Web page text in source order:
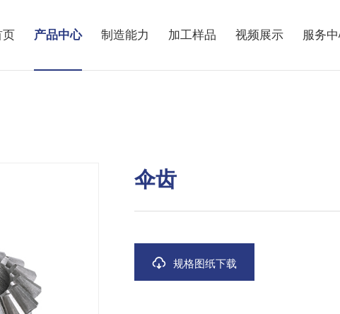
页 产品中心 制造能力 加工样品 视频展示 服务
伞齿
规格图纸下载